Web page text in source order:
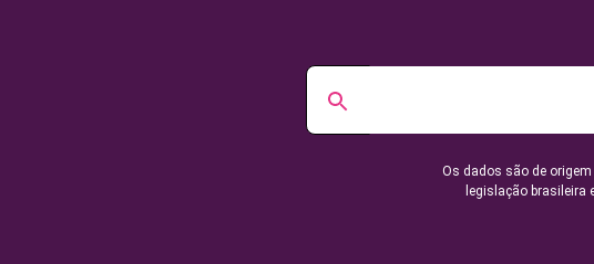
Os dados são de
legislação brasileira